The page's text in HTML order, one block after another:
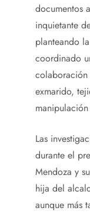
documentos
inquietante
planteando
coordinado
colaboración
exmarido,
Las
durante el
Mendoza y
hija del
aunque más